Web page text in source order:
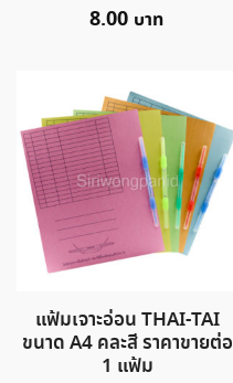
8.00
แฟ้มเจาะอ่อน THAI-TAI
ขนาด A4 คละสี ราคาขายต่อ
1 แฟ้ม